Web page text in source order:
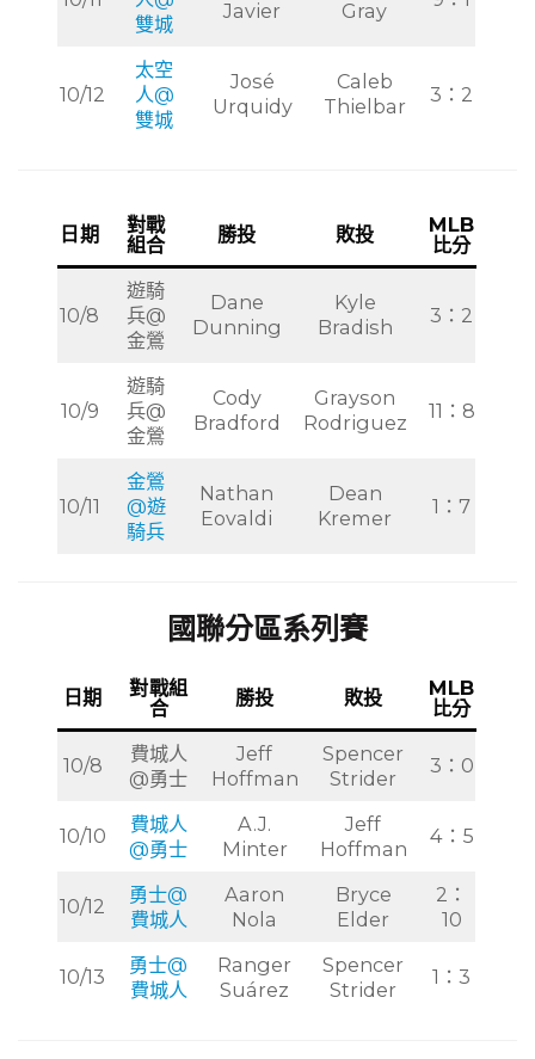
雙城
Javier
Gray
10/12
太空
人@
雙城
José
Urquidy
Caleb
Thielbar
3：2
日期
對戰
組合
勝投 敗投
MLB
比分
10/8
遊騎
兵@
金鶯
Dane
Dunning
Kyle
Bradish
3：2
10/9
遊騎
兵@
金鶯
Cody
Bradford
Grayson
Rodriguez
11：8
10/11
金鶯
@遊
騎兵
Nathan
Eovaldi
Dean
Kremer
1：7
國聯分區系列賽
日期
對戰組
合
勝投 敗投
MLB
比分
10/8
費城人
@勇士
Jeff
Hoffman
Spencer
Strider
3：0
10/10
費城人
@勇士
A.J.
Minter
Jeff
Hoffman
4：5
10/12
勇士@
費城人
Aaron
Nola
Bryce
Elder
2：
10
10/13
勇士@
費城人
Ranger
Suárez
Spencer
Strider
1：3